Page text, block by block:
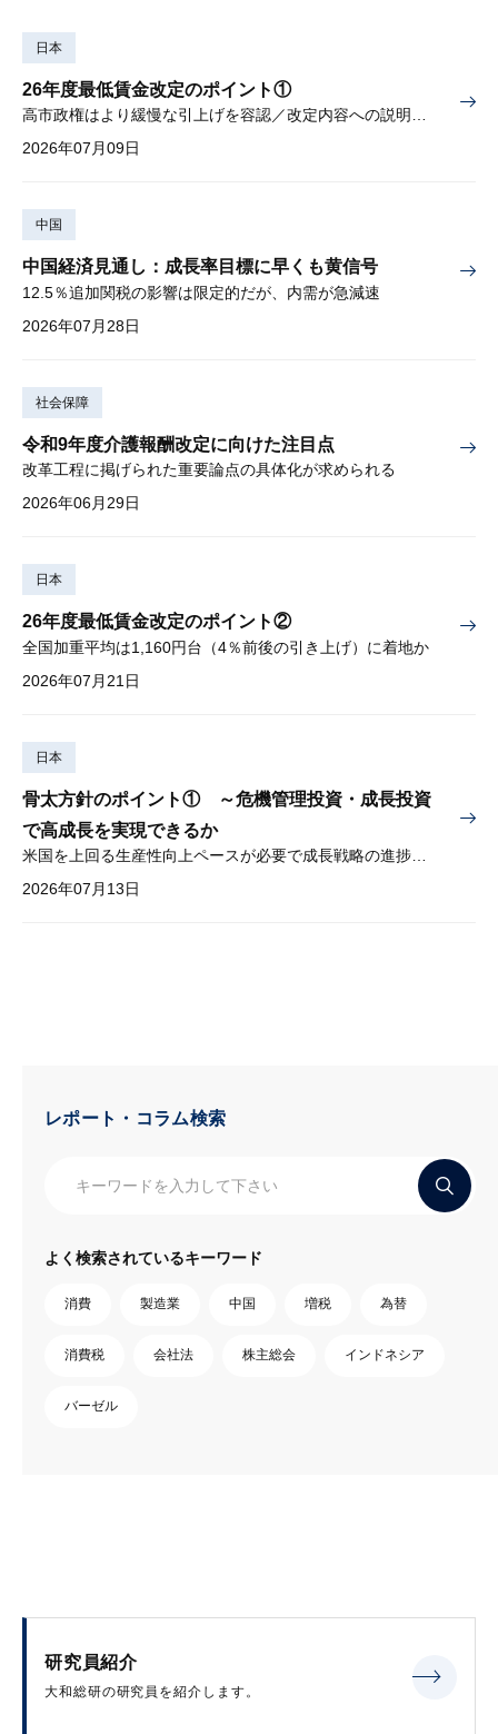
日本
26年度最低賃金改定のポイント①
高市政権はより緩慢な引上げを容認／改定内容への説明責任が焦点
2026年07月09日
中国
中国経済見通し：成長率目標に早くも黄信号
12.5％追加関税の影響は限定的だが、内需が急減速
2026年07月28日
社会保障
令和9年度介護報酬改定に向けた注目点
改革工程に掲げられた重要論点の具体化が求められる
2026年06月29日
日本
26年度最低賃金改定のポイント②
全国加重平均は1,160円台（4％前後の引き上げ）に着地か
2026年07月21日
日本
骨太方針のポイント① ～危機管理投資・成長投資
で高成長を実現できるか
米国を上回る生産性向上ペースが必要で成長戦略の進捗管理も課題
2026年07月13日
レポート・コラム検索
よく検索されているキーワード
消費 製造業 中国 増税 為替
消費税 会社法 株主総会 インドネシア
バーゼル
研究員紹介
大和総研の研究員を紹介します。